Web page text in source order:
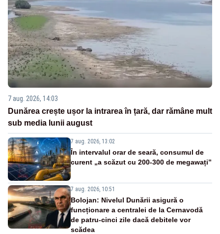
7 aug. 2026, 14:03
Dunărea crește ușor la intrarea în țară, dar rămâne mult
sub media lunii august
7 aug. 2026, 13:02
În intervalul orar de seară, consumul de
curent „a scăzut cu 200-300 de megawați”
7 aug. 2026, 10:51
Bolojan: Nivelul Dunării asigură o
funcționare a centralei de la Cernavodă
de patru-cinci zile dacă debitele vor
scădea